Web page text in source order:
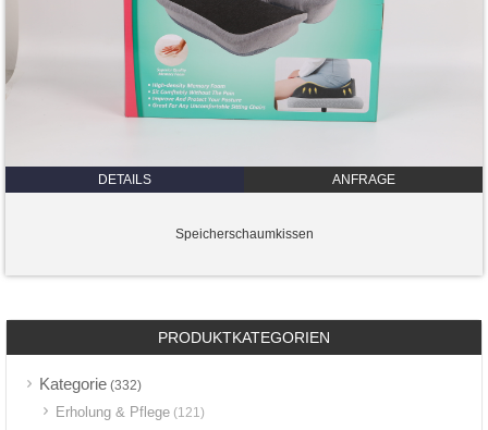
DETAILS ANFRAGE
Speicherschaumkissen
PRODUKTKATEGORIEN
Kategorie (332)
Erholung & Pflege (121)